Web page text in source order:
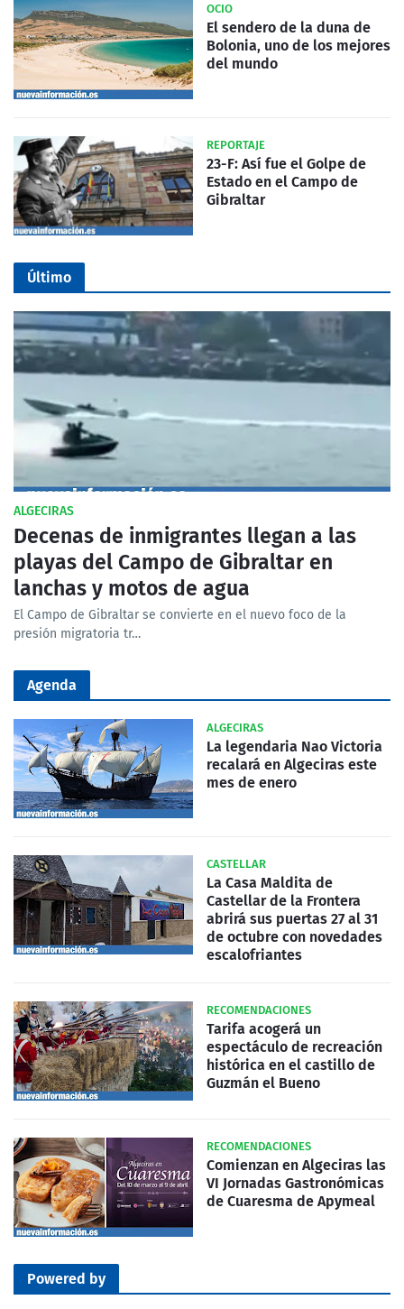
OCIO
El sendero de la duna de
Bolonia, uno de los mejores
del mundo
REPORTAJE
23-F: Así fue el Golpe de
Estado en el Campo de
Gibraltar
Último
ALGECIRAS
Decenas de inmigrantes llegan a las
playas del Campo de Gibraltar en
lanchas y motos de agua
El Campo de Gibraltar se convierte en el nuevo foco de la
presión migratoria tr…
Agenda
ALGECIRAS
La legendaria Nao Victoria
recalará en Algeciras este
mes de enero
CASTELLAR
La Casa Maldita de
Castellar de la Frontera
abrirá sus puertas 27 al 31
de octubre con novedades
escalofriantes
RECOMENDACIONES
Tarifa acogerá un
espectáculo de recreación
histórica en el castillo de
Guzmán el Bueno
RECOMENDACIONES
Comienzan en Algeciras las
VI Jornadas Gastronómicas
de Cuaresma de Apymeal
Powered by